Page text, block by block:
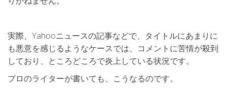
実際、Yahooニュースの記事などで、タイトルにあまりに
も悪意を感じるようなケースでは、コメントに苦情が殺到
しており、ところどころで炎上している状況です。
プロのライターが書いても、こうなるのです。